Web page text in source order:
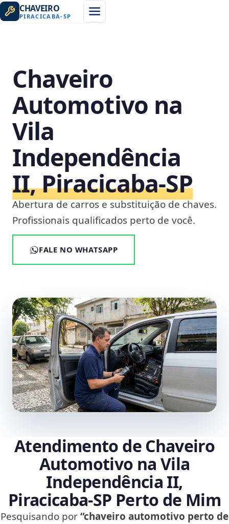
CHAVEIRO
PIRACICABA-SP
Chaveiro
Automotivo na
Vila
Independência
II, Piracicaba‑SP
Abertura de carros e substituição de chaves.
Profissionais qualificados perto de você.
FALE NO WHATSAPP
Atendimento de Chaveiro
Automotivo na Vila
Independência II,
Piracicaba‑SP Perto de Mim
Pesquisando por“chaveiro automotivo perto de